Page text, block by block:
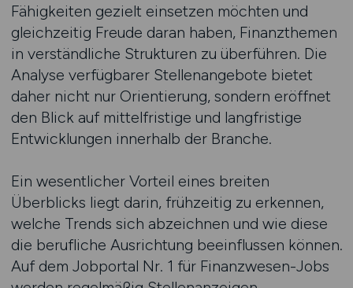
Fähigkeiten gezielt einsetzen möchten und
gleichzeitig Freude daran haben, Finanzthemen
in verständliche Strukturen zu überführen. Die
Analyse verfügbarer Stellenangebote bietet
daher nicht nur Orientierung, sondern eröffnet
den Blick auf mittelfristige und langfristige
Entwicklungen innerhalb der Branche.
Ein wesentlicher Vorteil eines breiten
Überblicks liegt darin, frühzeitig zu erkennen,
welche Trends sich abzeichnen und wie diese
die berufliche Ausrichtung beeinflussen können.
Auf dem Jobportal Nr. 1 für Finanzwesen-Jobs